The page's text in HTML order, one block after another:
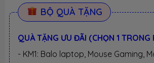
BỘ QUÀ TẶNG
QUÀ TẶNG ƯU ĐÃI (CHỌN 1 TRONG
- KM1: Balo laptop, Mouse Gaming,